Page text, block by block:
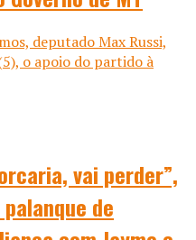
deputado Max Russi,
o apoio do partido à
vai perder”,
de